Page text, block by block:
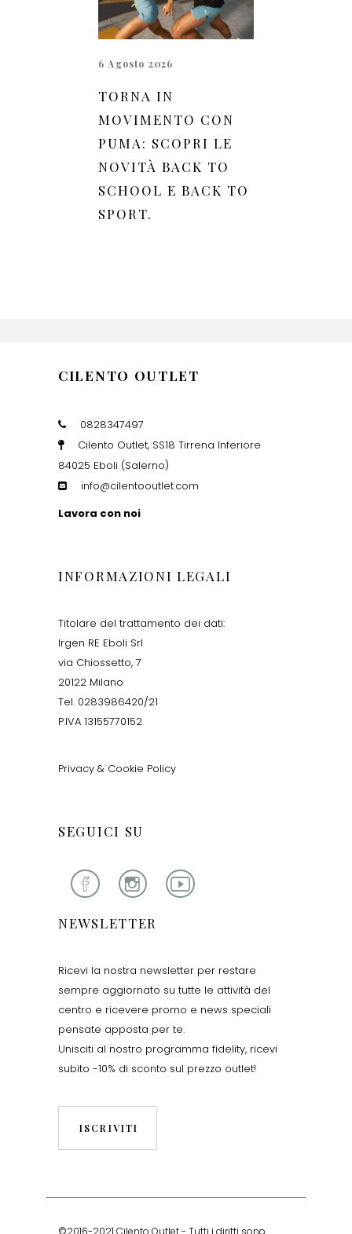
6 Agosto 2026
TORNA IN
MOVIMENTO CON
PUMA: SCOPRI LE
NOVITÀ BACK TO
SCHOOL E BACK TO
SPORT.
CILENTO OUTLET
0828347497
Cilento Outlet, SS18 Tirrena Inferiore
84025 Eboli (Salerno)
info@cilentooutlet.com
Lavora con noi
INFORMAZIONI LEGALI
Titolare del trattamento dei dati:
Irgen RE Eboli Srl
via Chiossetto, 7
20122 Milano
Tel. 0283986420/21
P.IVA 13155770152
Privacy & Cookie Policy
SEGUICI SU
NEWSLETTER
Ricevi la nostra newsletter per restare
sempre aggiornato su tutte le attività del
centro e ricevere promo e news speciali
pensate apposta per te.
Unisciti al nostro programma fidelity, ricevi
subito -10% di sconto sul prezzo outlet!
ISCRIVITI
©2016-2021 Cilento Outlet - Tutti i diritti sono